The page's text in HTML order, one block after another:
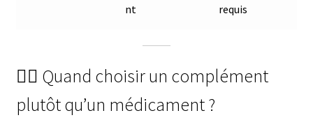
nt
requis
🧘‍♂️ Quand choisir un complément
plutôt qu’un médicament ?